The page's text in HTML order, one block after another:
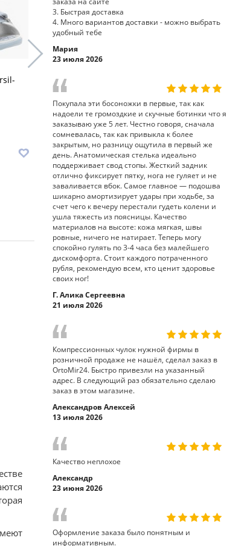
босоножки 55-529M Sursil-
Ortho
6 590 руб.
В корзину
Ortho
В
3. Быстрая доставка
4. Много вариантов доставки - можно выбрать
удобный тебе
Мария
23 июля 2026
Покупала эти босоножки в первые, так как
надоели те громоздкие и скучные ботинки что я
заказываю уже 5 лет. Честно говоря, сначала
сомневалась, так как привыкла к более
закрытым, но разницу ощутила в первый же
день. Анатомическая стелька идеально
поддерживает свод стопы. Жесткий задник
отлично фиксирует пятку, нога не гуляет и не
заваливается вбок. Самое главное — подошва
шикарно амортизирует удары при ходьбе, за
счет чего к вечеру перестали гудеть колени и
ушла тяжесть из поясницы. Качество
материалов на высоте: кожа мягкая, швы
ровные, ничего не натирает. Теперь могу
спокойно гулять по 3-4 часа без малейшего
дискомфорта. Стоит каждого потраченного
рубля, рекомендую всем, кто ценит здоровье
своих ног!
Г. Алика Сергеевна
21 июля 2026
Компрессионных чулок нужной фирмы в
розничной продаже не нашёл, сделал заказ в
OrtoMir24. Быстро привезли на указанный
адрес. В следующий раз обязательно сделаю
заказ в этом магазине.
Александров Алексей
13 июля 2026
Качество неплохое
Александр
23 июня 2026
Оформление заказа было понятным и
информативным.